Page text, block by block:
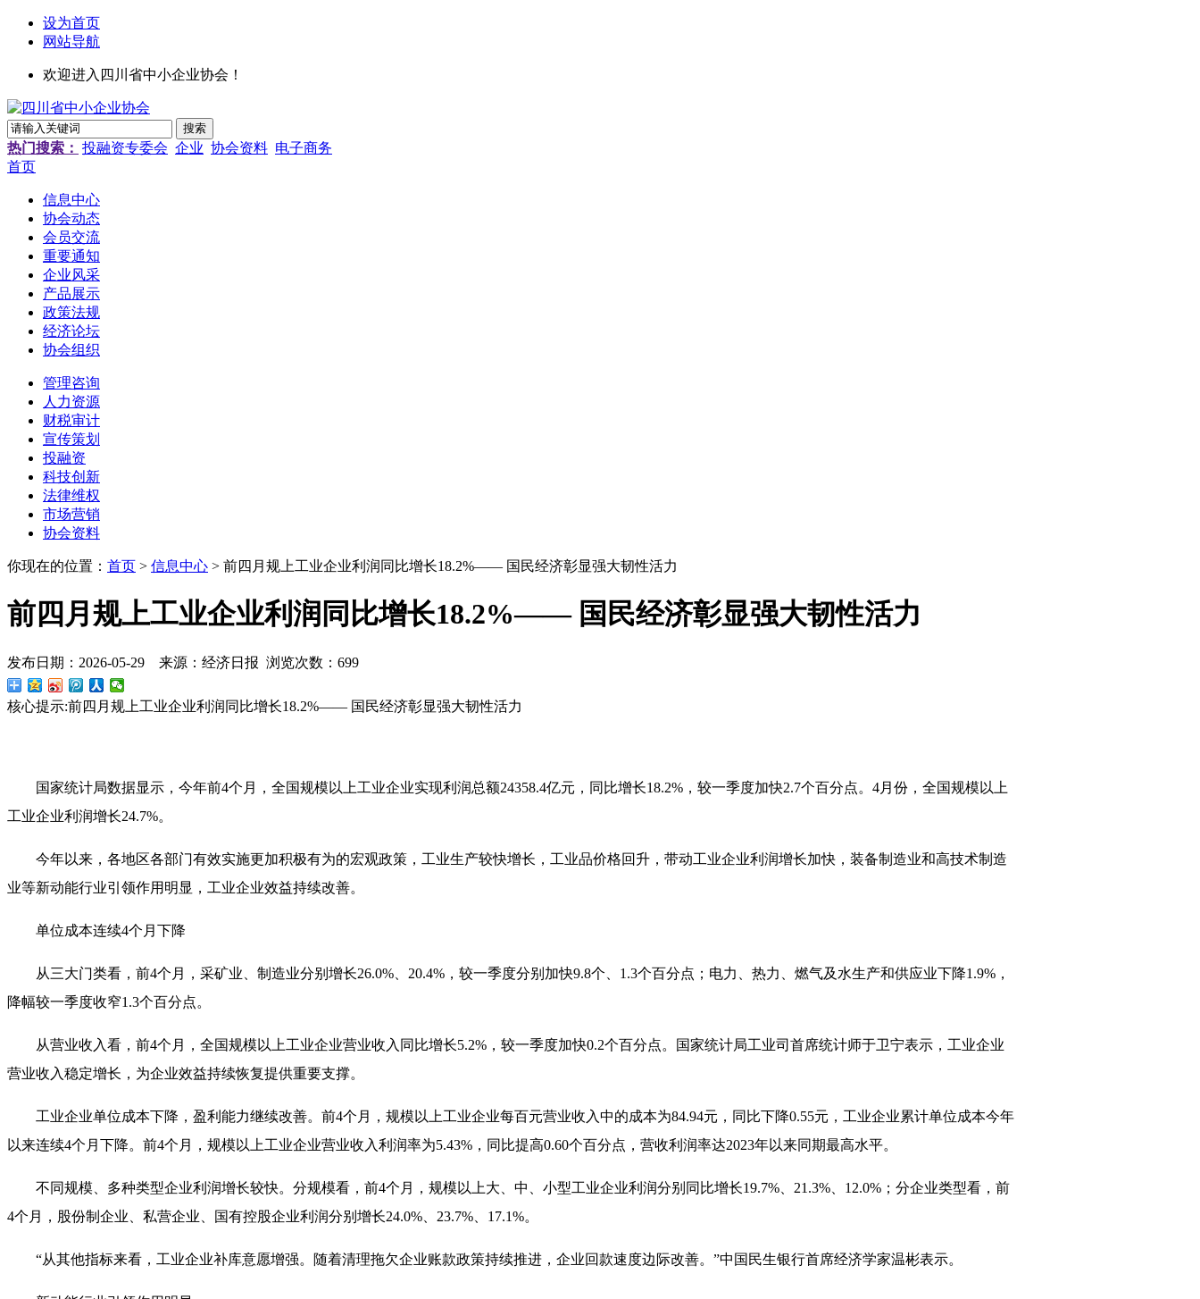
设为首页
网站导航
欢迎进入四川省中小企业协会！
热门搜索： 投融资专委会 企业 协会资料 电子商务
首页
信息中心
协会动态
会员交流
重要通知
企业风采
产品展示
政策法规
经济论坛
协会组织
管理咨询
人力资源
财税审计
宣传策划
投融资
科技创新
法律维权
市场营销
协会资料
你现在的位置： 首页 > 信息中心 > 前四月规上工业企业利润同比增长18.2%—— 国民经济彰显强大韧性活力
前四月规上工业企业利润同比增长18.2%—— 国民经济彰显强大韧性活力
发布日期：2026-05-29 来源：经济日报 浏览次数：699
核心提示:前四月规上工业企业利润同比增长18.2%—— 国民经济彰显强大韧性活力
国家统计局数据显示，今年前4个月，全国规模以上工业企业实现利润总额24358.4亿元，同比增长18.2% ，较一季度加快2.7个百分点。 4月份，全国规模以上
工业企业利润增长24.7%。
今年以来，各地区各部门有效实施更加积极有为的宏观政策，工业生产较快增长，工业品价格回升，带动工业企业利润增长加快，装备制造业和高技术制造
业等新动能行业引领作用明显，工业企业效益持续改善。
单位成本连续4个月下降
从三大门类看，前4个月，采矿业、制造业分别增长26.0% 20.4% ，较一季度分别加快9.8个、 1.3个百分点；电力、热力、燃气及水生产和供应业下降1.9% ，
降幅较一季度收窄1.3个百分点。
从营业收入看，前4个月，全国规模以上工业企业营业收入同比增长5.2% ，较一季度加快0.2个百分点。国家统计局工业司首席统计师于卫宁表示，工业企业
营业收入稳定增长，为企业效益持续恢复提供重要支撑。
工业企业单位成本下降，盈利能力继续改善。前4个月，规模以上工业企业每百元营业收入中的成本为84.94元，同比下降0.55元，工业企业累计单位成本今年
以来连续4个月下降。前4个月，规模以上工业企业营业收入利润率为5.43% ，同比提高0.60个百分点，营收利润率达2023年以来同期最高水平。
不同规模、多种类型企业利润增长较快。分规模看，前4个月，规模以上大、中、小型工业企业利润分别同比增长19.7% 21.3% 12.0% ；分企业类型看，前
4个月，股份制企业、私营企业、国有控股企业利润分别增长24.0% 23.7% 17.1%。
“从其他指标来看，工业企业补库意愿增强。随着清理拖欠企业账款政策持续推进，企业回款速度边际改善。”中国民生银行首席经济学家温彬表示。